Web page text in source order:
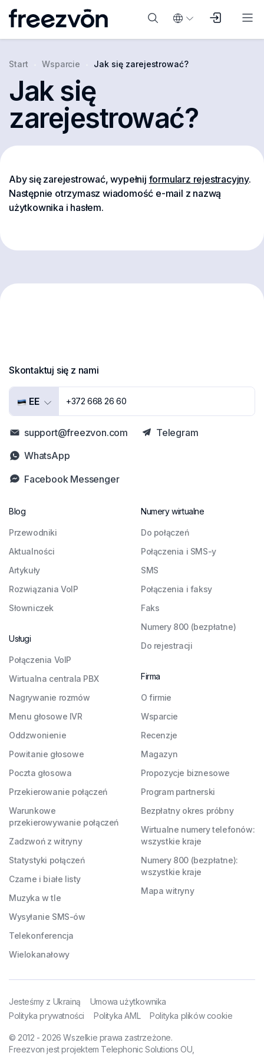
Start Wsparcie Jak się zarejestrować?
Jak się
zarejestrować?
Aby się zarejestrować, wypełnij formularz rejestracyjny.
Następnie otrzymasz wiadomość e-mail z nazwą
użytkownika i hasłem.
Skontaktuj się z nami
EE +372 668 26 60
support@freezvon.com
Facebook Messenger
Telegram
WhatsApp
Blog
Przewodniki
Aktualności
Artykuły
Rozwiązania VoIP
Słowniczek
Usługi
Połączenia VoIP
Wirtualna centrala PBX
Nagrywanie rozmów
Menu głosowe IVR
Oddzwonienie
Powitanie głosowe
Poczta głosowa
Przekierowanie połączeń
Warunkowe
przekierowywanie połączeń
Zadzwoń z witryny
Statystyki połączeń
Czarne i białe listy
Muzyka w tle
Wysyłanie SMS-ów
Telekonferencja
Wielokanałowy
Numery wirtualne
Do połączeń
Połączenia i SMS-y
SMS
Połączenia i faksy
Faks
Numery 800 (bezpłatne)
Do rejestracji
Firma
O firmie
Wsparcie
Recenzje
Magazyn
Propozycje biznesowe
Program partnerski
Bezpłatny okres próbny
Wirtualne numery telefonów:
wszystkie kraje
Numery 800 (bezpłatne):
wszystkie kraje
Mapa witryny
Jesteśmy z Ukrainą
Umowa użytkownika
Polityka prywatności
Polityka AML Polityka plików cookie
© 2012 - 2026 Wszelkie prawa zastrzeżone.
Freezvon jest projektem Telephonic Solutions OU,